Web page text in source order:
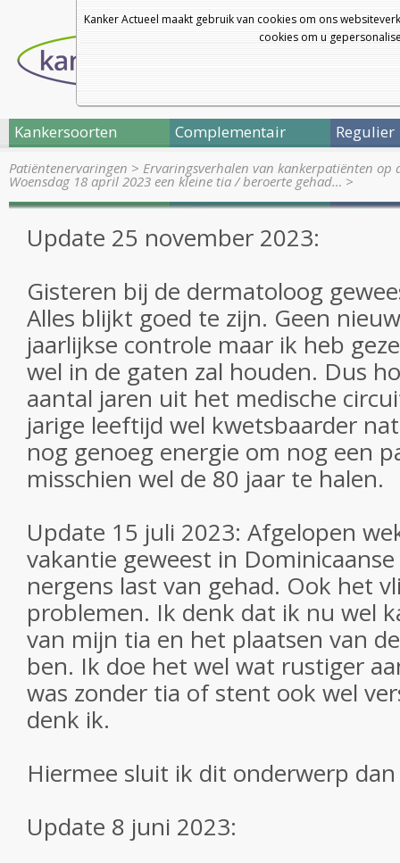
Kanker Actueel maakt gebruik van cookies om ons
cookies om u
Kankersoorten Complementair Regulier
Patiëntenervaringen > Ervaringsverhalen van kankerpatiënten op
Woensdag 18 april 2023 een kleine tia / beroerte gehad… >
Update 25 november 2023:
Gisteren bij de dermatoloog
Alles blijkt goed te zijn. Geen
jaarlijkse controle maar ik heb
wel in de gaten zal houden. Dus
aantal jaren uit het medische
jarige leeftijd wel kwetsbaarder
nog genoeg energie om nog een
misschien wel de 80 jaar te halen.
Update 15 juli 2023: Afgelopen
vakantie geweest in
nergens last van gehad. Ook het
problemen. Ik denk dat ik nu wel
van mijn tia en het plaatsen van
ben. Ik doe het wel wat rustiger
was zonder tia of stent ook wel
denk ik.
Hiermee sluit ik dit onderwerp
Update 8 juni 2023: